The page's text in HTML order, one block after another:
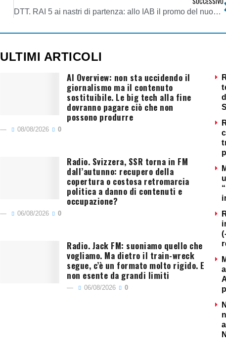
DTT. RAI 5 ai nastri di partenza: allo IAB il promo del nuovo canale
ULTIMI ARTICOLI
AI Overview: non sta uccidendo il
giornalismo ma il contenuto
sostituibile. Le big tech alla fine
dovranno pagare ciò che non
possono produrre
08/08/2026 0
Radio. Svizzera, SSR torna in FM
dall’autunno: recupero della
copertura o costosa retromarcia
politica a danno di contenuti e
occupazione?
06/08/2026 0
Radio. Jack FM: suoniamo quello che
vogliamo. Ma dietro il train-wreck
segue, c’è un formato molto rigido. E
non esente da grandi limiti
06/08/2026 0